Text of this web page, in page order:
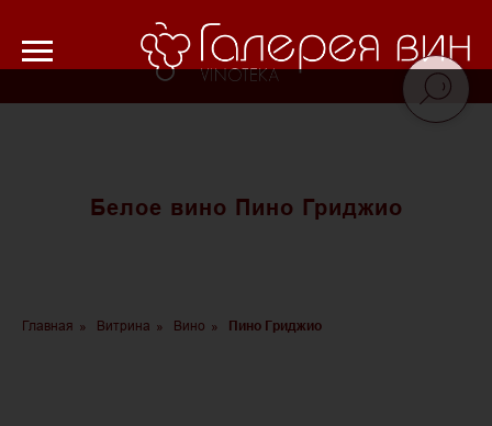
Белое вино Пино Гриджио
Главная » Витрина » Вино » Пино Гриджио